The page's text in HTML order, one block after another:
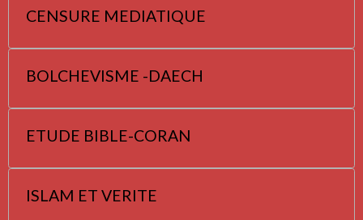
CENSURE MEDIATIQUE
BOLCHEVISME -DAECH
ETUDE BIBLE-CORAN
ISLAM ET VERITE